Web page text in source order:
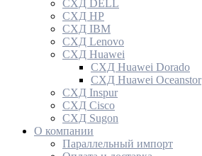
СХД DELL
СХД HP
СХД IBM
СХД Lenovo
СХД Huawei
СХД Huawei Dorado
СХД Huawei Oceanstor
СХД Inspur
СХД Cisco
СХД Sugon
О компании
Параллельный импорт